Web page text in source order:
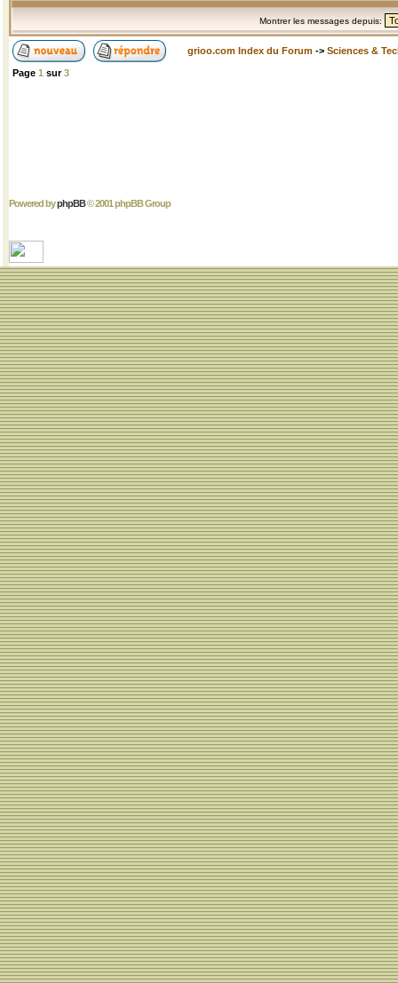
Montrer les messages depuis:
grioo.com Index du Forum -> Sciences &
Page 1 sur3
Powered byphpBB© 2001 phpBB Group